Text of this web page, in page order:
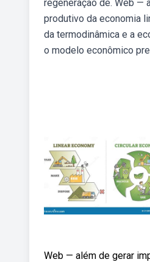
regeneração de. Web —
produtivo da economia
da termodinâmica e a
o modelo econômico
Web — além de gerar